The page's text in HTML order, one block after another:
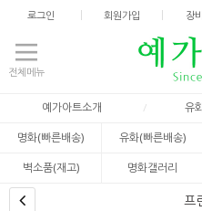
로그인 회원가입 장
전체메뉴
예가아트소개 유
명화(빠른배송)
유화(빠른배송)
벽소품(재고)
명화갤러리
프